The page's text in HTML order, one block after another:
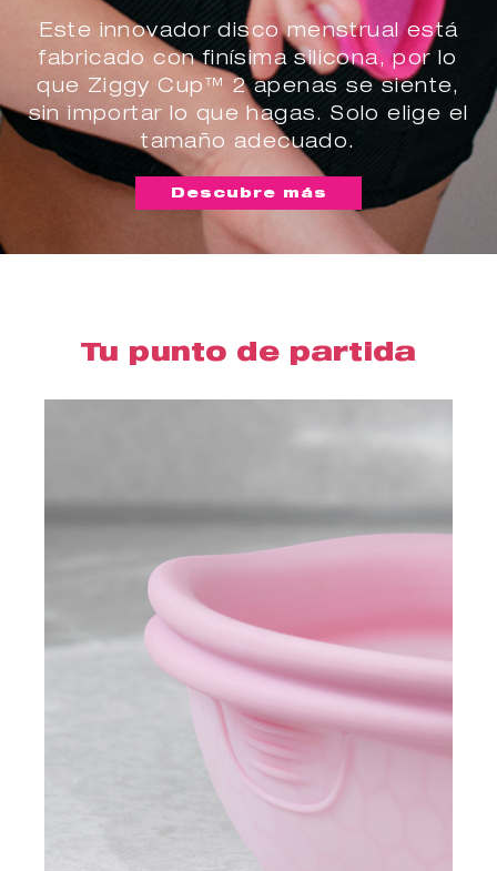
Este innovador disco menstrual está
fabricado con finísima silicona, por lo
que Ziggy Cup™ 2 apenas se siente,
sin importar lo que hagas. Solo elige el
tamaño adecuado.
Descubre más
Tu punto de partida